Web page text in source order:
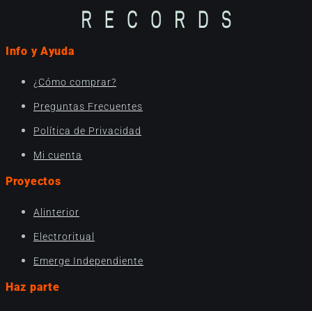
Info y Ayuda
¿Cómo comprar?
Preguntas Frecuentes
Política de Privacidad
Mi cuenta
Proyectos
Alinterior
Electroritual
Emerge Independiente
Haz parte